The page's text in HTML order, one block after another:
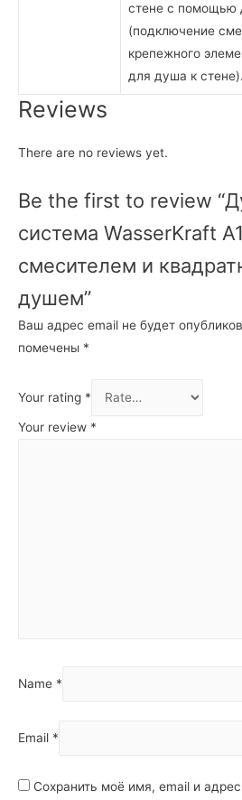
стене c помощью
(подключение
крепежного
для душа к стене).
Reviews
There are no reviews yet.
Be the first to review
система WasserKraft
смесителем и
душем”
Ваш адрес email не будет
помечены *
Your rating *
Your review *
Name *
Email *
Сохранить моё имя, email и